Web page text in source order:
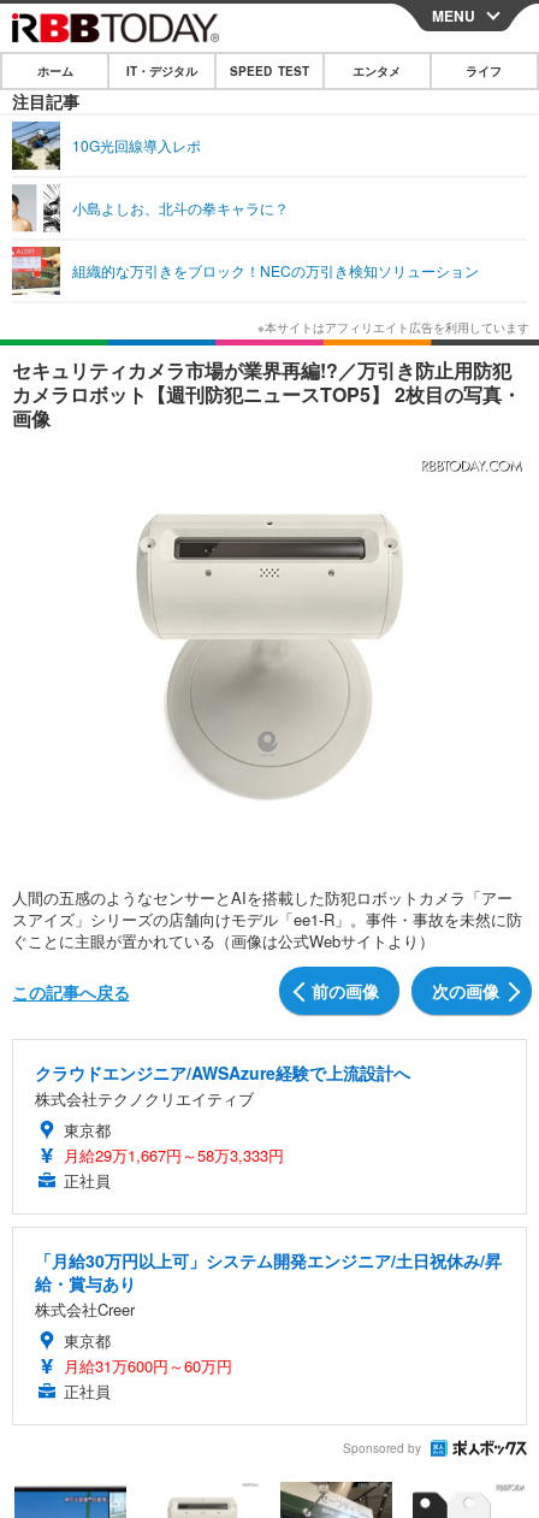
CLOSE
ホーム
IT・デジタル
ショッピング その他
SPEED TEST
エンタメ
エンタメTOP 映画・ドラマ
韓国・芸能
音楽 スポーツ
その他
ライフ
ライフTOP グルメ
ペット ショッピング
リリース一覧
プッシュ通知の停止方法
MENU
ホーム IT・デジタル SPEED TEST エンタメ ライフ
注目記事
10G光回線導入レポ
小島よしお、北斗の拳キャラに？
組織的な万引きをブロック！NECの万引き検知ソリューション
セキュリティカメラ市場が業界再編!?／万引き防止用防犯
カメラロボット【週刊防犯ニュースTOP5】 2枚目の写真・
画像
人間の五感のようなセンサーとAIを搭載した防犯ロボットカメラ「アー
スアイズ」シリーズの店舗向けモデル「ee1-R」。事件・事故を未然に防
ぐことに主眼が置かれている（画像は公式Webサイトより）
前の画像 次の画像
この記事へ戻る
クラウドエンジニア/AWSAzure経験で上流設計へ
株式会社テクノクリエイティブ
東京都
月給29万1,667円～58万3,333円
正社員
「月給30万円以上可」システム開発エンジニア/土日祝休み/昇
給・賞与あり
株式会社Creer
東京都
月給31万600円～60万円
正社員
Sponsored by